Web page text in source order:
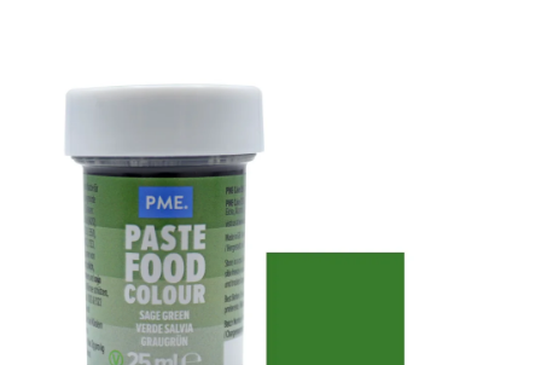
PRO OSLAVY
DO KUCHYNĚ
POCHUTINY
ZDRAVÉ PEČENÍ
DÁRKOVÉ POUKAZY